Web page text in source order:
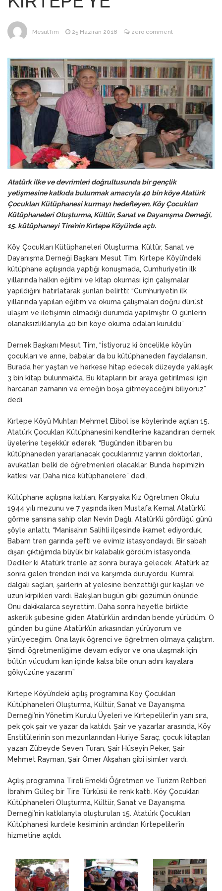
23 Mart 2026 ANNEM
MesutTim 25 Haziran 2018 zero comment
Atatürk ilke ve devrimleri doğrultusunda bir gençlik
yetişmesine katkıda bulunmak amacıyla 40 bin köye Atatürk
Çocukları Kütüphanesi kurmayı hedefleyen, Köy Çocukları
Kütüphaneleri Oluşturma, Kültür, Sanat ve Dayanışma Derneği,
15. kütüphaneyi Tire’nin Kırtepe Köyü’nde açtı.
Köy Çocukları Kütüphaneleri Oluşturma, Kültür, Sanat ve
Dayanışma Derneği Başkanı Mesut Tim, Kırtepe Köyü’ndeki
kütüphane açılışında yaptığı konuşmada, Cumhuriyetin ilk
yıllarında halkın eğitimi ve kitap okuması için çalışmalar
yapıldığını hatırlatarak şunları belirtti: “Cumhuriyetin ilk
yıllarında yapılan eğitim ve okuma çalışmaları doğru dürüst
ulaşım ve iletişimin olmadığı durumda yapılmıştır. O günlerin
olanaksızlıklarıyla 40 bin köye okuma odaları kuruldu”
Dernek Başkanı Mesut Tim, “İstiyoruz ki öncelikle köyün
çocukları ve anne, babalar da bu kütüphaneden faydalansın.
Burada her yaştan ve herkese hitap edecek düzeyde yaklaşık
3 bin kitap bulunmakta. Bu kitapların bir araya getirilmesi için
harcanan zamanın ve emeğin boşa gitmeyeceğini biliyoruz”
dedi.
Kırtepe Köyü Muhtarı Mehmet Elibol ise köylerinde açılan 15.
Atatürk Çocukları Kütüphanesini kendilerine kazandıran dernek
üyelerine teşekkür ederek, “Bugünden itibaren bu
kütüphaneden yararlanacak çocuklarımız yarının doktorları,
avukatları belki de öğretmenleri olacaklar. Bunda hepimizin
katkısı var. Daha nice kütüphanelere” dedi.
Kütüphane açılışına katılan, Karşıyaka Kız Öğretmen Okulu
1944 yılı mezunu ve 7 yaşında iken Mustafa Kemal Atatürk’ü
görme şansına sahip olan Nevin Dağlı, Atatürk’ü gördüğü günü
şöyle anlattı, “Manisa’nın Salihli ilçesinde ikamet ediyorduk.
Babam tren garında şefti ve evimiz istasyondaydı. Bir sabah
dışarı çıktığımda büyük bir kalabalık gördüm istasyonda.
Dediler ki Atatürk trenle az sonra buraya gelecek. Atatürk az
sonra gelen trenden indi ve karşımda duruyordu. Kumral
dalgalı saçları, şairlerin at yelesine benzettiği gür kaşları ve
uzun kirpikleri vardı. Bakışları bugün gibi gözümün önünde.
Onu dakikalarca seyrettim. Daha sonra heyetle birlikte
askerlik şubesine giden Atatürk’ün ardından bende yürüdüm. O
günden bu güne Atatürk’ün arkasından yürüyorum ve
yürüyeceğim. Ona layık öğrenci ve öğretmen olmaya çalıştım.
Şimdi öğretmenliğime devam ediyor ve ona ulaşmak için
bütün vücudum kan içinde kalsa bile onun adını kayalara
gökyüzüne yazarım”
Kırtepe Köyü’ndeki açılış programına Köy Çocukları
Kütüphaneleri Oluşturma, Kültür, Sanat ve Dayanışma
Derneği’nin Yönetim Kurulu Üyeleri ve Kırtepeliler’in yanı sıra,
pek çok şair ve yazar da katıldı. Şair ve yazarlar arasında, Köy
Enstitülerinin son mezunlarından Huriye Saraç, çocuk kitapları
yazarı Zübeyde Seven Turan, Şair Hüseyin Peker, Şair
Mehmet Rayman, Şair Ömer Akşahan gibi isimler vardı.
Açılış programına Tireli Emekli Öğretmen ve Turizm Rehberi
İbrahim Güleç bir Tire Türküsü ile renk kattı. Köy Çocukları
Kütüphaneleri Oluşturma, Kültür, Sanat ve Dayanışma
Derneği’nin katkılarıyla oluşturulan 15. Atatürk Çocukları
Kütüphanesi kurdele kesiminin ardından Kırtepeliler’in
hizmetine açıldı.